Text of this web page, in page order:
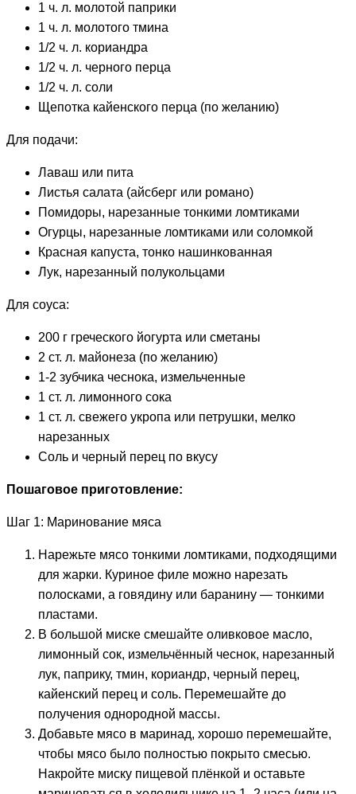
1 ч. л. молотой паприки
1 ч. л. молотого тмина
1/2 ч. л. кориандра
1/2 ч. л. черного перца
1/2 ч. л. соли
Щепотка кайенского перца (по желанию)
Для подачи:
Лаваш или пита
Листья салата (айсберг или романо)
Помидоры, нарезанные тонкими ломтиками
Огурцы, нарезанные ломтиками или соломкой
Красная капуста, тонко нашинкованная
Лук, нарезанный полукольцами
Для соуса:
200 г греческого йогурта или сметаны
2 ст. л. майонеза (по желанию)
1-2 зубчика чеснока, измельченные
1 ст. л. лимонного сока
1 ст. л. свежего укропа или петрушки, мелко
нарезанных
Соль и черный перец по вкусу
Пошаговое приготовление:
Шаг 1: Маринование мяса
Нарежьте мясо тонкими ломтиками, подходящими
для жарки. Куриное филе можно нарезать
полосками, а говядину или баранину — тонкими
пластами.
В большой миске смешайте оливковое масло,
лимонный сок, измельчённый чеснок, нарезанный
лук, паприку, тмин, кориандр, черный перец,
кайенский перец и соль. Перемешайте до
получения однородной массы.
Добавьте мясо в маринад, хорошо перемешайте,
чтобы мясо было полностью покрыто смесью.
Накройте миску пищевой плёнкой и оставьте